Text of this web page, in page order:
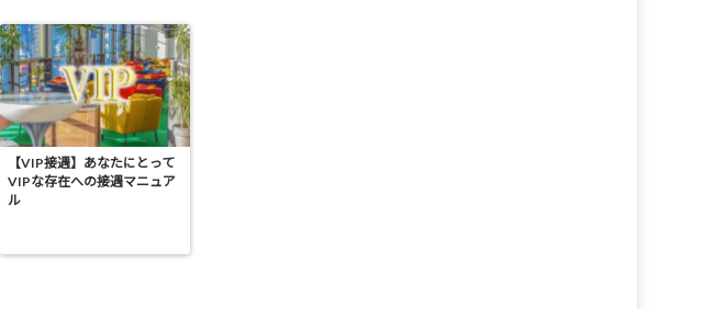
【VIP接遇】あなたにとって
VIPな存在への接遇マニュア
ル